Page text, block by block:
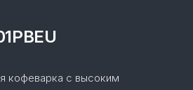
кофеварка с высоким